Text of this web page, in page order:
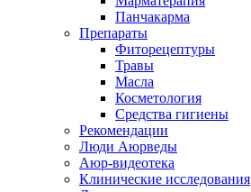
Панчакарма
Препараты
Фиторецептуры
Травы
Масла
Косметология
Средства гигиены
Рекомендации
Люди Аюрведы
Аюр-видеотека
Клинические исследования